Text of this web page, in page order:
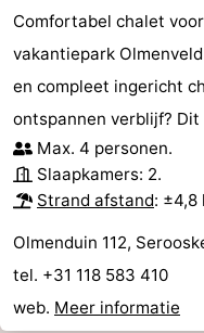
Comfortabel chalet
vakantiepark
en compleet ingericht
ontspannen verblijf? Dit
Max. 4 personen.
Slaapkamers: 2.
Strand afstand: ±4,8
Olmenduin 112,
tel. +31 118 583 410
web. Meer informatie